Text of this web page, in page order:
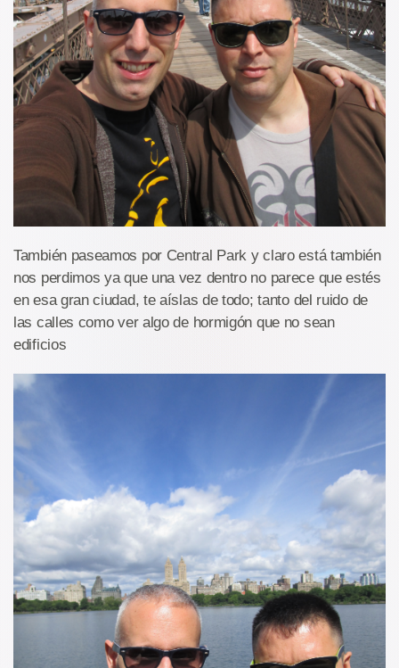
También paseamos por Central Park y claro está también
nos perdimos ya que una vez dentro no parece que estés
en esa gran ciudad, te aíslas de todo; tanto del ruido de
las calles como ver algo de hormigón que no sean
edificios